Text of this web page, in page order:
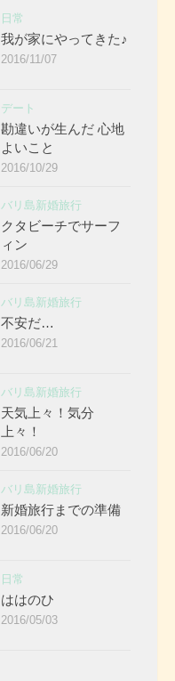
日常
我が家にやってきた♪
2016/11/07
デート
勘違いが生んだ 心地
よいこと
2016/10/29
バリ島新婚旅行
クタビーチでサーフ
ィン
2016/06/29
バリ島新婚旅行
不安だ…
2016/06/21
バリ島新婚旅行
天気上々！気分
上々！
2016/06/20
バリ島新婚旅行
新婚旅行までの準備
2016/06/20
日常
ははのひ
2016/05/03